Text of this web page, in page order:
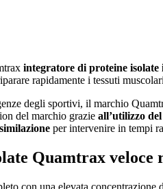
integratore di proteine
rapidamente i tessuti
degli sportivi, il marchio
del marchio grazie all’utilizzo
per intervenire in tempi
Quamtrax
con una elevata concentrazione